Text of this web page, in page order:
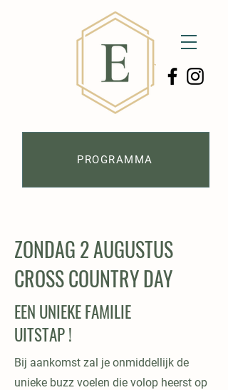
PROGRAMMA
ZONDAG 2 AUGUSTUS
CROSS COUNTRY DAY
EEN UNIEKE FAMILIE
UITSTAP !
Bij aankomst zal je onmiddellijk de
unieke buzz voelen die volop heerst op